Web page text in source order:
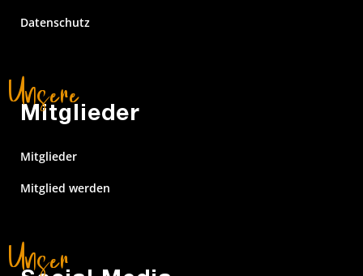
Datenschutz
Mitglieder
Mitglieder
Mitglied werden